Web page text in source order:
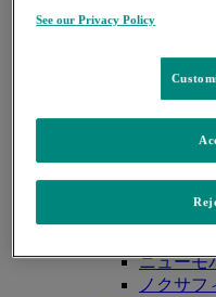
キイトル
キャッ
キュビ
サ・タ・ナ行
ザバクサ
シベクト
シルガー
ニューモ
ノクサ
See our Privacy Policy